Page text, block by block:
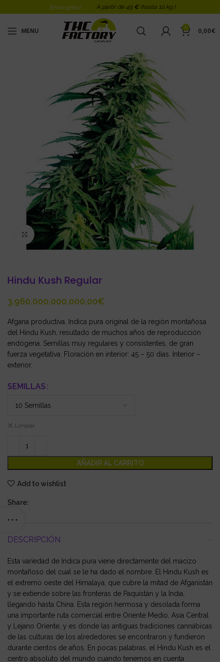
Envio gratis! A partir de 49 € (hasta 10 kg )
MENU 0 0,00€
Click to enlarge
Hindu Kush Regular
€
Afgana productiva. Indica pura original de la región montañosa
del Hindu Kush, resultado de muchos años de reproducción
endógena. Semillas muy regulares y consistentes, de gran
fuerza vegetativa. Floración en interior: 45 – 50 días. Interior –
exterior.
SEMILLAS
Limpiar
AÑADIR AL CARRITO
Add to wishlist
Share:
DESCRIPCIÓN
Esta variedad de Indica pura viene directamente del macizo
montañoso del cual se le ha dado el nombre. El Hindu Kush es
el extremo oeste del Himalaya, que cubre la mitad de Afganistán
y se extiende sobre las fronteras de Paquistán y la India,
llegando hasta China. Esta región hermosa y desolada forma
una importante ruta comercial entre Oriente Medio, Asia Central
y Lejano Oriente, y es donde las antiguas tradiciones cannábicas
de las culturas de los alrededores se encontraron y fundieron
durante cientos de años. En pocas palabras, el Hindu Kush es el
centro absoluto del mundo cuando tenemos en cuenta